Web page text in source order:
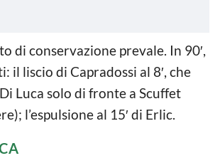
di conservazione prevale. In 90′,
il liscio di Capradossi al 8′, che
Luca solo di fronte a Scuffet
l’espulsione al 15′ di Erlic.